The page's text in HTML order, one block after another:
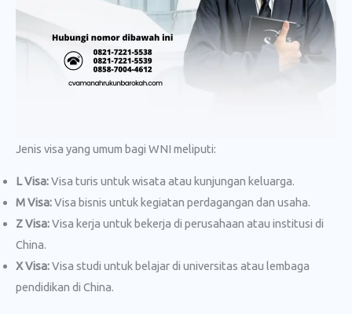
Jenis visa yang umum bagi WNI meliputi:
L Visa:Visa turis untuk wisata atau kunjungan keluarga.
M Visa:Visa bisnis untuk kegiatan perdagangan dan usaha.
Z Visa:Visa kerja untuk bekerja di perusahaan atau institusi di
China.
X Visa:Visa studi untuk belajar di universitas atau lembaga
pendidikan di China.